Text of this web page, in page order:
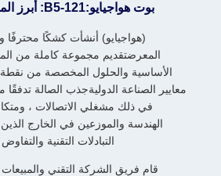
بوت هواجيايو:B5-121: أبرز المعرض، مليء بالزوار
(هواجيايو) أنشأت كشكًا
المعرضتقديم مجموعة كاملة من
الأساسية والحلول المخصصة من نقطة
معايير الصناعة الدوليةجذب الصالة تدفقًا
في ذلك مشغلي الاتصالات ،
الهندسة والموزعين في الخارج الذين
التبادلات التقنية
قام فريق الشركة التقني